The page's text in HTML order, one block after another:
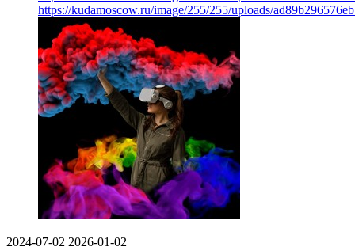
https://kudamoscow.ru/image/255/255/uploads/
2024-07-02 2026-01-02